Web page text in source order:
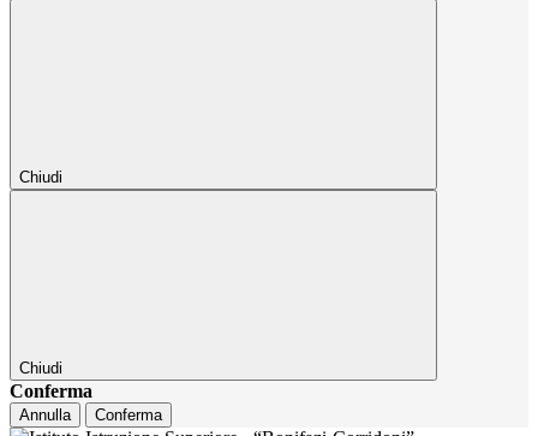
Chiudi
Chiudi
Conferma
Annulla Conferma